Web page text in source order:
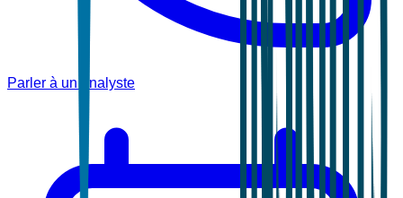
Parler à un analyste